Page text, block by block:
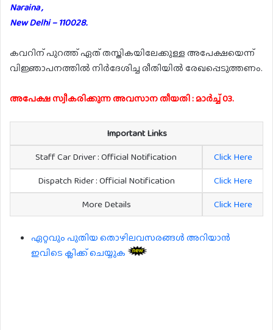
Naraina ,
New Delhi – 110028.
കവറിന് പുറത്ത് ഏത് തസ്തികയിലേക്കുള്ള അപേക്ഷയെന്ന്
വിജ്ഞാപനത്തിൽ നിർദേശിച്ച രീതിയിൽ രേഖപ്പെടുത്തണം.
അപേക്ഷ സ്വീകരിക്കുന്ന അവസാന തീയതി : മാർച്ച് 03.
Important Links
Staff Car Driver : Official Notification
Click Here
Dispatch Rider : Official Notification
Click Here
More Details
Click Here
ഏറ്റവും പുതിയ തൊഴിലവസരങ്ങൾ അറിയാൻ
ഇവിടെ ക്ലിക്ക് ചെയ്യുക